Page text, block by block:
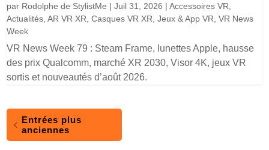
par Rodolphe de StylistMe |Juil 31, 2026 |Accessoires VR,
Actualités,AR VR XR,Casques VR XR,Jeux & App VR,VR News
Week
VR News Week 79 : Steam Frame, lunettes Apple, hausse
des prix Qualcomm, marché XR 2030, Visor 4K, jeux VR
sortis et nouveautés d’août 2026.
Entrées plus
anciennes